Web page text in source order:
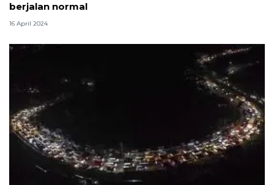
berjalan normal
16 April 2024